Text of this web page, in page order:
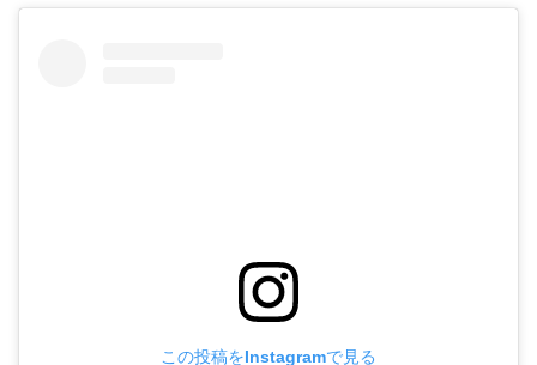
この投稿をInstagramで見る